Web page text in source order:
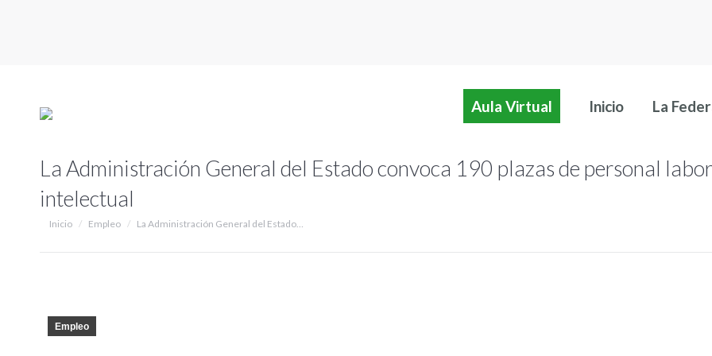
Aula Virtual Inicio La
La Administración General del Estado convoca 190 plazas de personal
intelectual
Estás aquí:
Inicio Empleo La Administración General del Estado…
Empleo